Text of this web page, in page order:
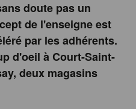
doute pas un
de l'enseigne est
par les adhérents.
d'oeil à Court-Saint-
deux magasins